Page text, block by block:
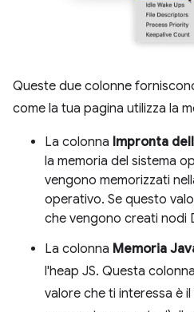
Queste due colonne
come la tua pagina utilizza la
La colonna Impronta
la memoria del sistema
vengono memorizzati
operativo. Se questo
che vengono creati nodi
La colonna Memoria
l'heap JS. Questa
valore che ti interessa è